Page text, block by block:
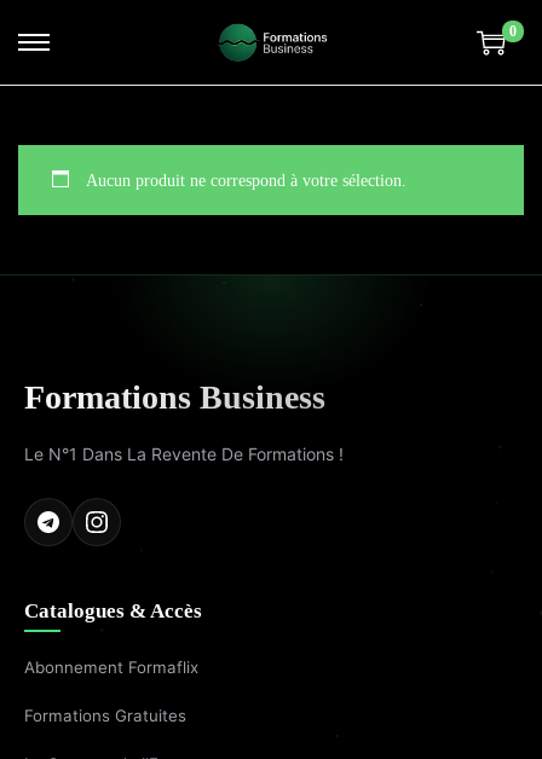
0
Aucun produit ne correspond à votre sélection.
Formations Business
Le N°1 Dans La Revente De Formations !
Catalogues & Accès
Abonnement Formaflix
Formations Gratuites